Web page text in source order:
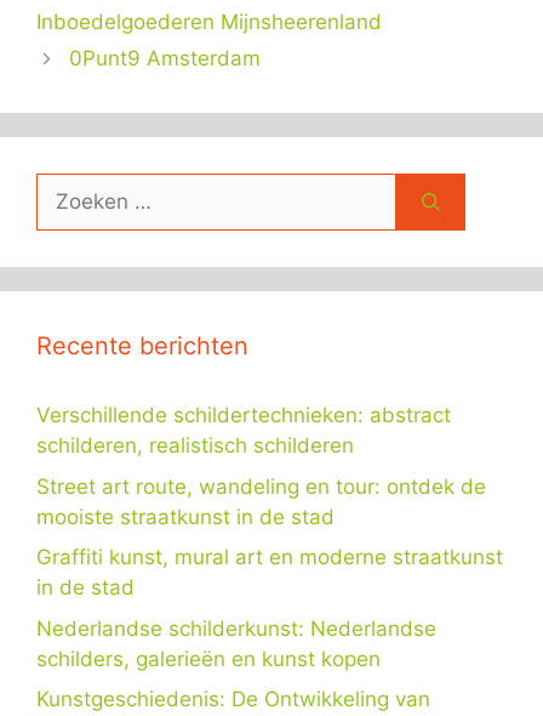
Inboedelgoederen Mijnsheerenland
0Punt9 Amsterdam
Zoek
Recente berichten
Verschillende schildertechnieken: abstract
schilderen, realistisch schilderen
Street art route, wandeling en tour: ontdek de
mooiste straatkunst in de stad
Graffiti kunst, mural art en moderne straatkunst
in de stad
Nederlandse schilderkunst: Nederlandse
schilders, galerieën en kunst kopen
Kunstgeschiedenis: De Ontwikkeling van